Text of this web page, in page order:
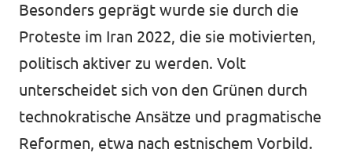
Besonders geprägt wurde sie durch die
Proteste im Iran 2022, die sie motivierten,
politisch aktiver zu werden. Volt
unterscheidet sich von den Grünen durch
technokratische Ansätze und pragmatische
Reformen, etwa nach estnischem Vorbild.